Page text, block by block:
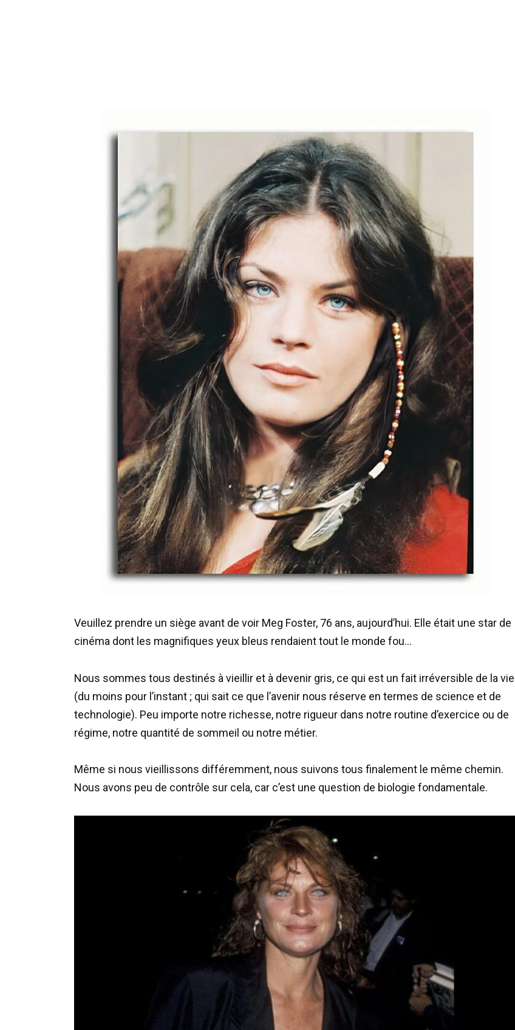
Veuillez prendre un siège avant de voir Meg Foster, 76 ans, aujourd’hui. Elle était une star de
cinéma dont les magnifiques yeux bleus rendaient tout le monde fou…
Nous sommes tous destinés à vieillir et à devenir gris, ce qui est un fait irréversible de la vie
(du moins pour l’instant ; qui sait ce que l’avenir nous réserve en termes de science et de
technologie). Peu importe notre richesse, notre rigueur dans notre routine d’exercice ou de
régime, notre quantité de sommeil ou notre métier.
Même si nous vieillissons différemment, nous suivons tous finalement le même chemin.
Nous avons peu de contrôle sur cela, car c’est une question de biologie fondamentale.